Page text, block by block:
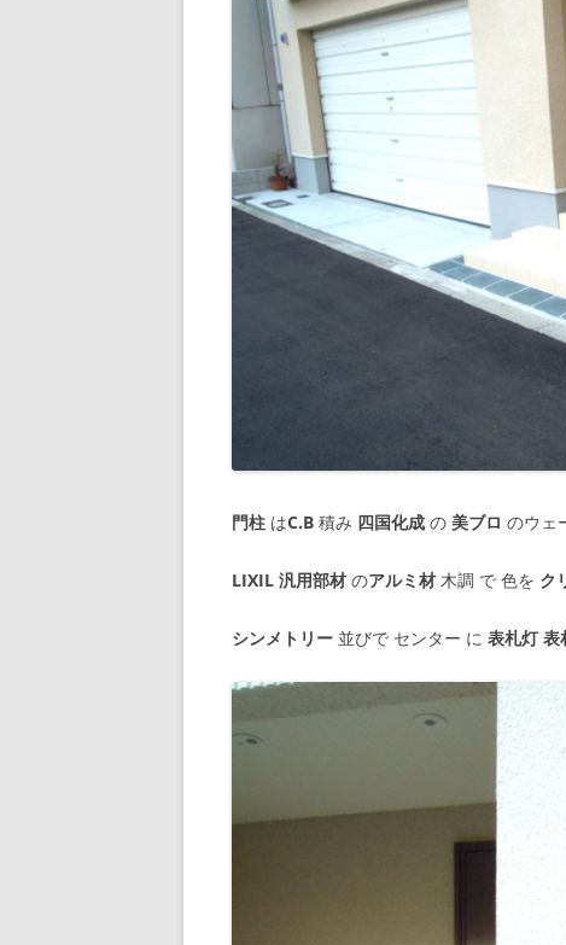
門柱 はC.B 積み 四国化成 の 美ブロ のウェ
LIXIL 汎用部材 のアルミ材 木調 で 色を ク
シンメトリー 並びで センター に 表札灯 表